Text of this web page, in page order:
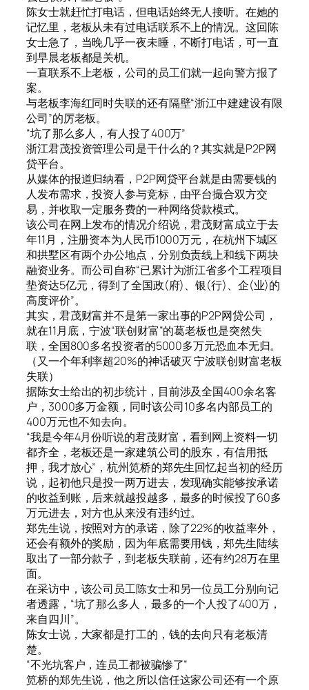
陈女士就赶忙打电话，但电话始终无人接听。在她的
记忆里，老板从未有过电话联系不上的情况。这回陈
女士急了，当晚几乎一夜未睡，不断打电话，可一直
到早晨老板都是关机。
一直联系不上老板，公司的员工们就一起向警方报了
案。
与老板李海红同时失联的还有隔壁“浙江中建建设有限
公司”的厉老板。
“坑了那么多人，有人投了400万”
浙江君茂投资管理公司是干什么的？其实就是P2P网
贷平台。
从媒体的报道归纳看，P2P网贷平台就是由需要钱的
人发布需求，投资人参与竞标，由平台撮合双方交
易，并收取一定服务费的一种网络贷款模式。
该公司在网上发布的情况介绍说，君茂财富成立于去
年11月，注册资本为人民币1000万元，在杭州下城区
和拱墅区有两个办公地点，分别负责线上和线下两块
融资业务。而公司自称“已累计为浙江省多个工程项目
垫资达5亿元，得到了全国政(府)、银(行)、企(业)的
高度评价”。
其实，君茂财富并不是第一家出事的P2P网贷公司，
就在11月底，宁波“联创财富”的葛老板也是突然失
联，全国800多名投资者的5000多万元恐血本无归。
（又一个年利率超20%的神话破灭 宁波联创财富老板
失联）
据陈女士给出的初步统计，目前涉及全国400余名客
户，3000多万金额，同时该公司10多名内部员工的
400万元也不知去向。
“我是今年4月份听说的君茂财富，看到网上资料一切
都齐全，老板还是一家建筑公司的股东，有信用抵
押，我才放心”，杭州笕桥的郑先生回忆起当初的经历
说，起初他只是投一两万进去，发现确实能够按承诺
的收益到账，后来就越投越多，最多的时候投了60多
万元进去，对方也从来没有违约过。
郑先生说，按照对方的承诺，除了22%的收益率外，
还会有额外的奖励，因为年底需要用钱，郑先生陆续
取出了一部分款子，到老板失联前，还有约28万在里
面。
在采访中，该公司员工陈女士和另一位员工分别向记
者透露，“坑了那么多人，最多的一个人投了400万，
来自四川”。
陈女士说，大家都是打工的，钱的去向只有老板清
楚。
“不光坑客户，连员工都被骗惨了”
笕桥的郑先生说，他之所以信任这家公司还有一个原